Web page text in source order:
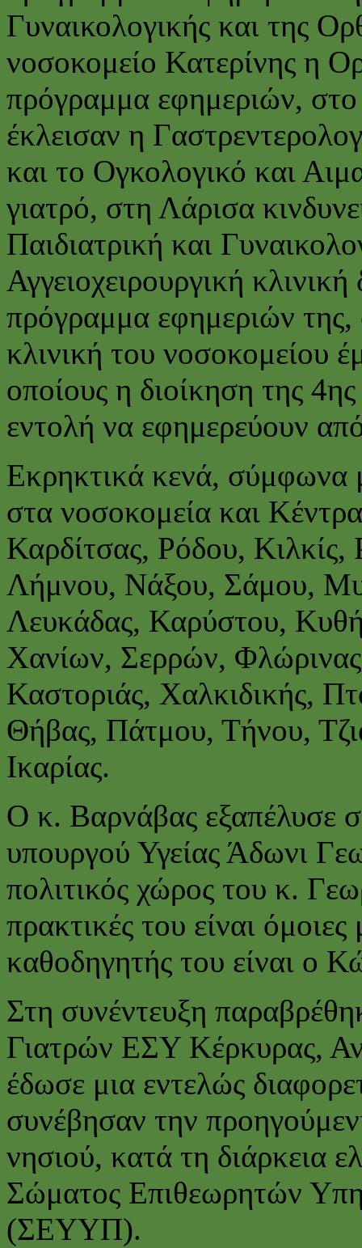
Γυναικολογικής και της
νοσοκομείο Κατερίνης η
πρόγραμμα εφημεριών,
έκλεισαν η
και το Ογκολογικό και
γιατρό, στη Λάρισα
Παιδιατρική και
Αγγειοχειρουργική
πρόγραμμα εφημεριών
κλινική του νοσοκομείου
οποίους η διοίκηση της
εντολή να εφημερεύουν
Εκρηκτικά κενά, σύμφωνα
στα νοσοκομεία και
Καρδίτσας, Ρόδου,
Λήμνου, Νάξου, Σάμου,
Λευκάδας, Καρύστου,
Χανίων, Σερρών,
Καστοριάς, Χαλκιδικής,
Θήβας, Πάτμου, Τήνου,
Ικαρίας.
Ο κ. Βαρνάβας εξαπέλυσε
υπουργού Υγείας Άδωνι
πολιτικός χώρος του κ.
πρακτικές του είναι
καθοδηγητής του είναι ο
Στη συνέντευξη
Γιατρών ΕΣΥ Κέρκυρας,
έδωσε μια εντελώς
συνέβησαν την
νησιού, κατά τη διάρκεια
Σώματος Επιθεωρητών
(ΣΕΥΥΠ).